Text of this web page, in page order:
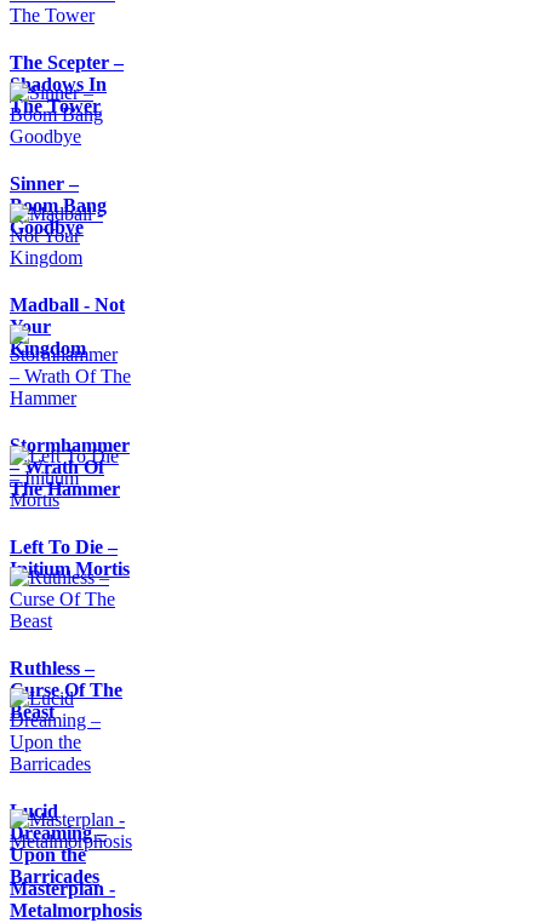
The Scepter –
Shadows In
The Tower
Sinner –
Boom Bang
Goodbye
Madball - Not
Your
Kingdom
Stormhammer
– Wrath Of
The Hammer
Left To Die –
Initium Mortis
Ruthless –
Curse Of The
Beast
Lucid
Dreaming –
Upon the
Barricades
Masterplan -
Metalmorphosis